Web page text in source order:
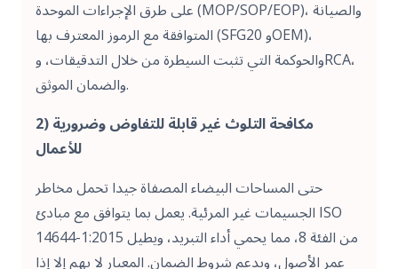
على طرق الإجراءات الموحدة (MOP/SOP/EOP)، والصيانة
المتوافقة مع الرموز المعترف بها (SFG20 وOEM)،
والحوكمة التي تثبت السيطرة من خلال التدقيقات، وRCA،
والضمان الموثق.
2) مكافحة التلوث غير قابلة للتفاوض وضرورية
للأعمال
حتى المساحات البيضاء المصفاة جيدا تحمل مخاطر
الجسيمات غير المرئية. يعمل بما يتوافق مع مبادئ ISO
14644-1:2015 من الفئة 8، مما يحمي أداء التبريد، ويطيل
عمر الأصول، ويدعم شروط الضمان. المعيار لا يهم إلا إذا